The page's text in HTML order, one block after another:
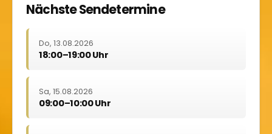
Nächste Sendetermine
Do, 13.08.2026
18:00–19:00 Uhr
Sa, 15.08.2026
09:00–10:00 Uhr